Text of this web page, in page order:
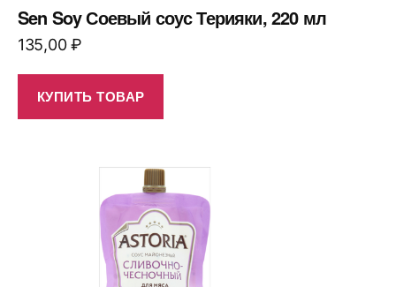
Sen Soy Соевый соус Терияки, 220 мл
135,00₽
КУПИТЬ ТОВАР